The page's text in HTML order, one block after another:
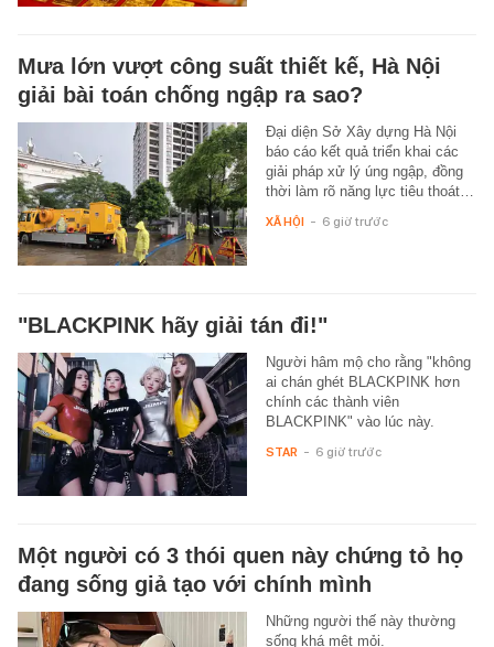
Mưa lớn vượt công suất thiết kế, Hà Nội
giải bài toán chống ngập ra sao?
Đại diện Sở Xây dựng Hà Nội
báo cáo kết quả triển khai các
giải pháp xử lý úng ngập, đồng
thời làm rõ năng lực tiêu thoát…
XÃ HỘI - 6 giờ trước
"BLACKPINK hãy giải tán đi!"
Người hâm mộ cho rằng "không
ai chán ghét BLACKPINK hơn
chính các thành viên
BLACKPINK" vào lúc này.
STAR - 6 giờ trước
Một người có 3 thói quen này chứng tỏ họ
đang sống giả tạo với chính mình
Những người thế này thường
sống khá mệt mỏi.